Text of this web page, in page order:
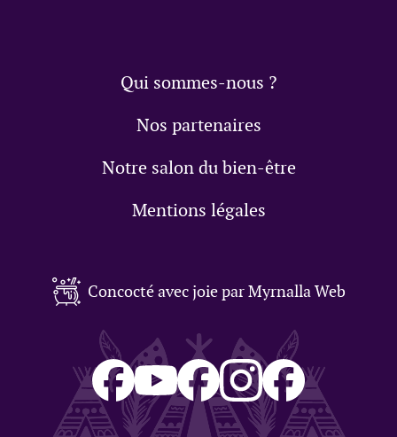
Qui sommes-nous ?
Nos partenaires
Notre salon du bien-être
Mentions légales
Concocté avec joie par Myrnalla Web
Salon
du
bien-
Aux
tambours
de
Lilou
sur
Facebook
Pierre
sur
Instagram
Pierre
sur